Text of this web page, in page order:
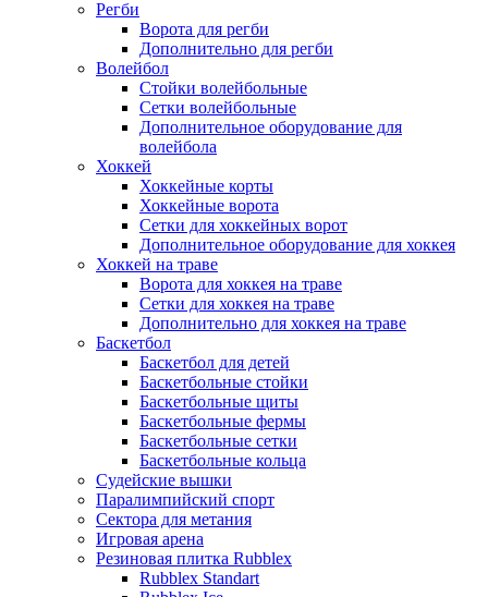
Регби
Ворота для регби
Дополнительно для регби
Волейбол
Стойки волейбольные
Сетки волейбольные
Дополнительное оборудование для
волейбола
Хоккей
Хоккейные корты
Хоккейные ворота
Сетки для хоккейных ворот
Дополнительное оборудование для хоккея
Хоккей на траве
Ворота для хоккея на траве
Сетки для хоккея на траве
Дополнительно для хоккея на траве
Баскетбол
Баскетбол для детей
Баскетбольные стойки
Баскетбольные щиты
Баскетбольные фермы
Баскетбольные сетки
Баскетбольные кольца
Судейские вышки
Паралимпийский спорт
Сектора для метания
Игровая арена
Резиновая плитка Rubblex
Rubblex Standart